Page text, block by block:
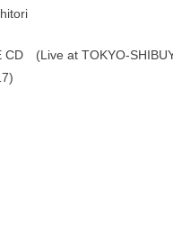
CD (Live at TOKYO-